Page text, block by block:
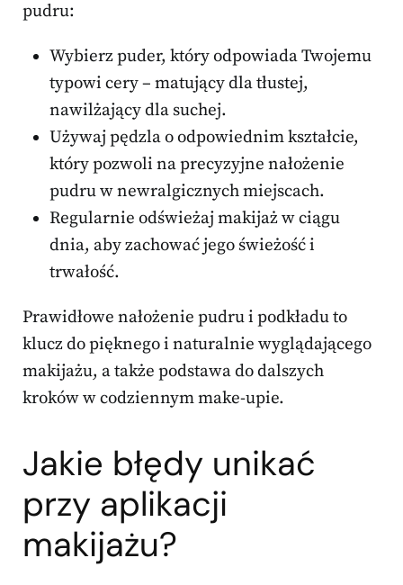
pudru:
Wybierz puder, który odpowiada Twojemu
typowi cery – matujący dla tłustej,
nawilżający dla suchej.
Używaj pędzla o odpowiednim kształcie,
który pozwoli na precyzyjne nałożenie
pudru w newralgicznych miejscach.
Regularnie odświeżaj makijaż w ciągu
dnia, aby zachować jego świeżość i
trwałość.
Prawidłowe nałożenie pudru i podkładu to
klucz do pięknego i naturalnie wyglądającego
makijażu, a także podstawa do dalszych
kroków w codziennym make-upie.
Jakie błędy unikać
przy aplikacji
makijażu?